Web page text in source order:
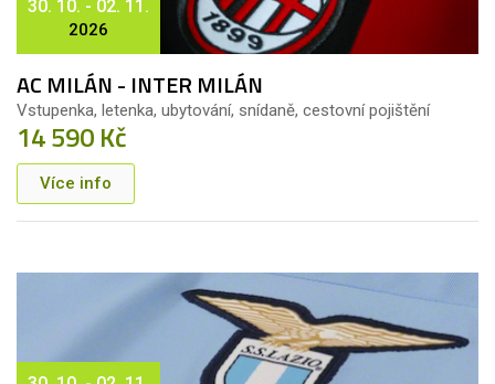
30. 10. - 02. 11.
2026
AC MILÁN - INTER MILÁN
Vstupenka, letenka, ubytování, snídaně, cestovní pojištění
14 590 Kč
Více info